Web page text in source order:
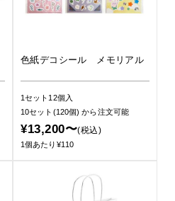
色紙デコシール メモリアル
1セット12個入
10セット(120個)から注文可能
¥13,200〜(税込)
1個あたり¥110